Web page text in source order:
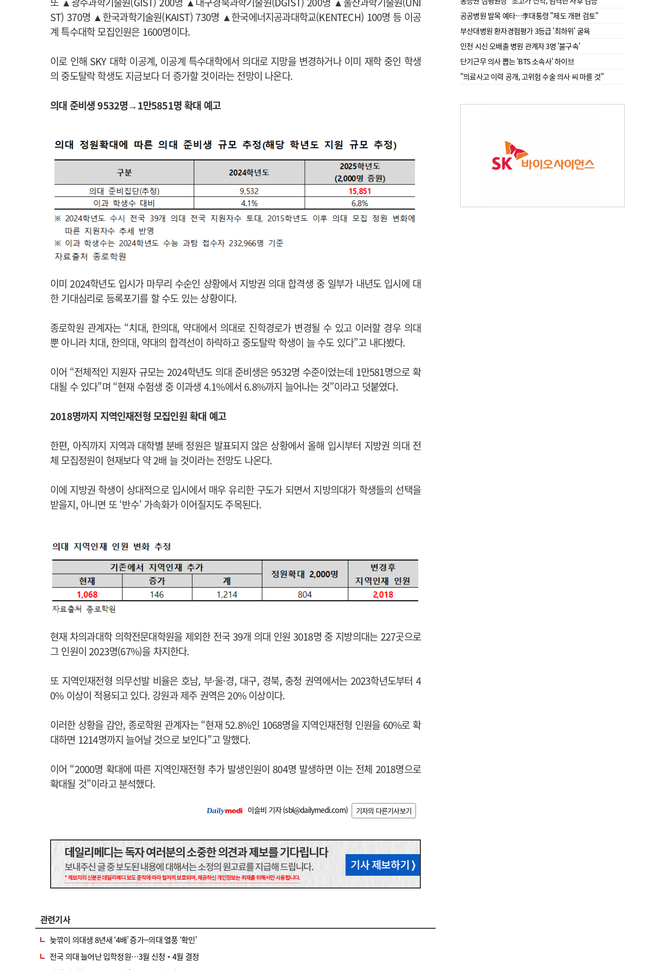
ST) 370명 ▲한국과학기술원(KAIST) 730명 ▲한국에너지공과대학교(KENTECH) 100명 등 이공
계 특수대학 모집인원은 1600명이다.
이로 인해 SKY 대학 이공계, 이공계 특수대학에서 의대로 지망을 변경하거나 이미 재학 중인 학생
의 중도탈락 학생도 지금보다 더 증가할 것이라는 전망이 나온다.
의대 준비생 9532명→1만5851명 확대 예고
이미 2024학년도 입시가 마무리 수순인 상황에서 지방권 의대 합격생 중 일부가 내년도 입시에 대
한 기대심리로 등록포기를 할 수도 있는 상황이다.
종로학원 관계자는 “치대, 한의대, 약대에서 의대로 진학경로가 변경될 수 있고 이러할 경우 의대
뿐 아니라 치대, 한의대, 약대의 합격선이 하락하고 중도탈락 학생이 늘 수도 있다”고 내다봤다.
이어 “전체적인 지원자 규모는 2024학년도 의대 준비생은 9532명 수준이었는데 1만581명으로 확
대될 수 있다”며 “현재 수험생 중 이과생 4.1%에서 6.8%까지 늘어나는 것”이라고 덧붙였다.
2018명까지 지역인재전형 모집인원 확대 예고
한편, 아직까지 지역과 대학별 분배 정원은 발표되지 않은 상황에서 올해 입시부터 지방권 의대 전
체 모집정원이 현재보다 약 2배 늘 것이라는 전망도 나온다.
이에 지방권 학생이 상대적으로 입시에서 매우 유리한 구도가 되면서 지방의대가 학생들의 선택을
받을지, 아니면 또 ‘반수’ 가속화가 이어질지도 주목된다.
현재 차의과대학 의학전문대학원을 제외한 전국 39개 의대 인원 3018명 중 지방의대는 227곳으로
그 인원이 2023명(67%)을 차지한다.
또 지역인재전형 의무선발 비율은 호남, 부·울·경, 대구, 경북, 충청 권역에서는 2023학년도부터 4
0% 이상이 적용되고 있다. 강원과 제주 권역은 20% 이상이다.
이러한 상황을 감안, 종로학원 관계자는 “현재 52.8%인 1068명을 지역인재전형 인원을 60%로 확
대하면 1214명까지 늘어날 것으로 보인다”고 말했다.
이어 “2000명 확대에 따른 지역인재전형 추가 발생인원이 804명 발생하면 이는 전체 2018명으로
확대될 것”이라고 분석했다.
이슬비 기자 (sbl@dailymedi.com) 기자의 다른기사보기
관련기사
늦깎이 의대생 8년새 ‘4배’ 증가···의대 열풍 ‘확인’
전국 의대 늘어난 입학정원…3월 신청‧4월 결정
공공병원 발목 예타…李대통령 "제도 개편 검토"
부산대병원 환자경험평가 3등급 '최하위' 굴욕
인천 시신 오배출 병원 관계자 3명 '불구속'
단기근무 의사 뽑는 'BTS 소속사' 하이브
"의료사고 이력 공개, 고위험 수술 의사 씨 마를 것"